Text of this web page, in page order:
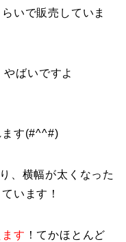
いで販売していま
やばいですよ
ます(#^^#)
、横幅が太くなった
います！
す ！てかほとんど